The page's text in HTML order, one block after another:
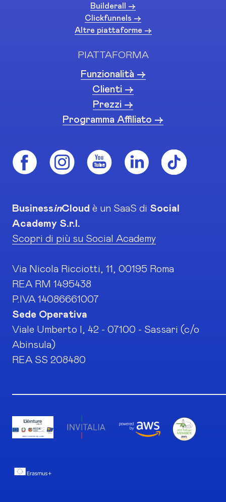
Builderall ->
Clickfunnels ->
Altre piattaforme ->
PIATTAFORMA
Funzionalità ->
Clienti ->
Prezzi ->
Programma Affiliato ->
BusinessinCloud è un SaaS di Social
Academy S.r.l.
Scopri di più su Social Academy
Via Nicola Ricciotti, 11, 00195 Roma
REA RM 1495438
P.IVA 14086661007
Sede Operativa
Viale Umberto I, 42 - 07100 - Sassari (c/o
Abinsula)
REA SS 208480